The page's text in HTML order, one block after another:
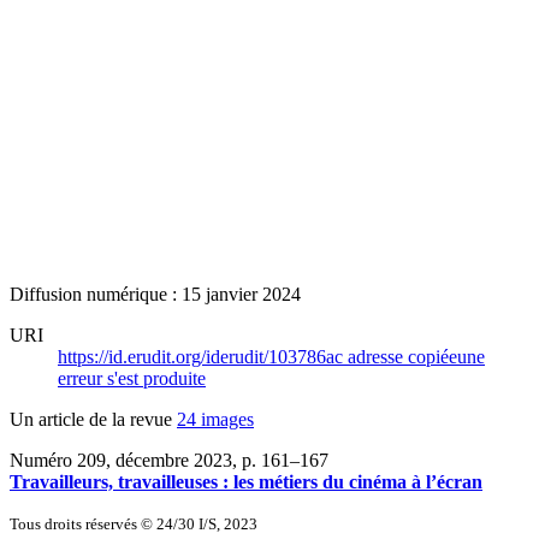
Diffusion numérique : 15 janvier 2024
URI
https://id.erudit.org/iderudit/103786ac adresse copiéeune
erreur s'est produite
Un article de la revue 24 images
Numéro 209, décembre 2023, p. 161–167
Travailleurs, travailleuses : les métiers du cinéma à l’écran
Tous droits réservés © 24/30 I/S, 2023